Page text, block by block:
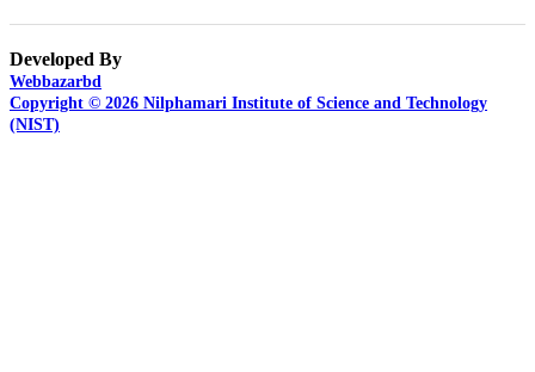
Developed By
Webbazarbd
Copyright © 2026 Nilphamari Institute of Science and Technology
(NIST)